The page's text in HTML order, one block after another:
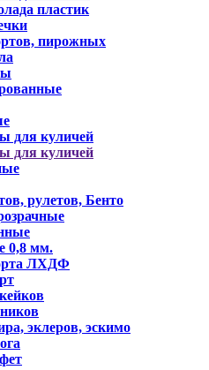
пластик
пирожных
для куличей
для куличей
рулетов, Бенто
0,8 мм.
ЛХДФ
эклеров, эскимо